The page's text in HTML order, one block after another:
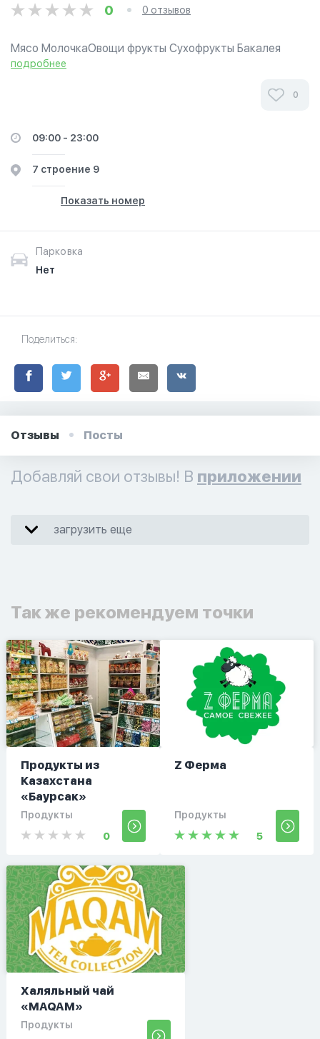
0 0 отзывов
Мясо МолочкаОвощи фрукты Сухофрукты Бакалея
Колбаса сосиски Напитки
подробнее
0
09:00 - 23:00
7 строение 9
Показать номер
Парковка
Нет
Поделиться:
Отзывы Посты
Добавляй свои отзывы! В приложении
загрузить еще
Так же рекомендуем точки
Продукты из
Казахстана
«Баурсак»
Продукты
0
Z Ферма
Продукты
5
Халяльный чай
«MAQAM»
Продукты